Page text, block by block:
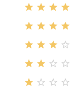
   
   
   
   
   